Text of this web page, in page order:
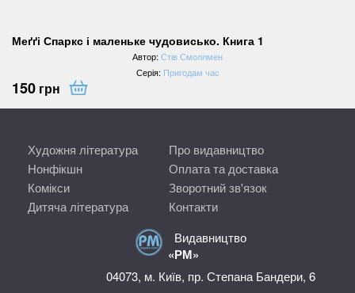
Меґґі Спаркс і маленьке чудовисько. Книга 1
Автор:Стів Смоллмен
Серія: Пригодам час
150 грн
Художня література
Нонфікшн
Комікси
Дитяча література
Про видавництво
Оплата та доставка
Зворотний зв'язок
Контакти
Видавництво
«РМ»
04073, м. Київ, пр. Степана Бандери, 6